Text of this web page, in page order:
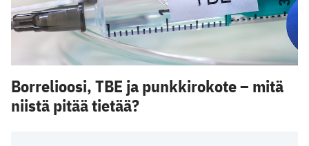
Borrelioosi, TBE ja punkkirokote – mitä
niistä pitää tietää?